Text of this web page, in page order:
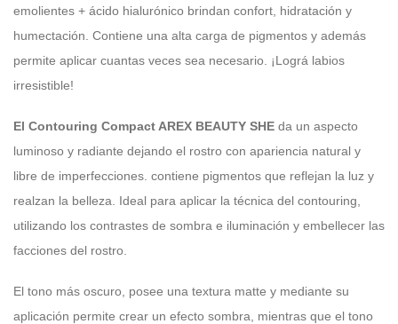
emolientes + ácido hialurónico brindan confort, hidratación y
humectación. Contiene una alta carga de pigmentos y además
permite aplicar cuantas veces sea necesario. ¡Lográ labios
irresistible!
El Contouring Compact AREX BEAUTY SHE da un aspecto
luminoso y radiante dejando el rostro con apariencia natural y
libre de imperfecciones. contiene pigmentos que reflejan la luz y
realzan la belleza. Ideal para aplicar la técnica del contouring,
utilizando los contrastes de sombra e iluminación y embellecer las
facciones del rostro.
El tono más oscuro, posee una textura matte y mediante su
aplicación permite crear un efecto sombra, mientras que el tono